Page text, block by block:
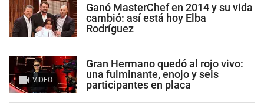
Ganó MasterChef en 2014 y su vida
cambió: así está hoy Elba
Rodríguez
VIDEO
Gran Hermano quedó al rojo vivo:
una fulminante, enojo y seis
participantes en placa